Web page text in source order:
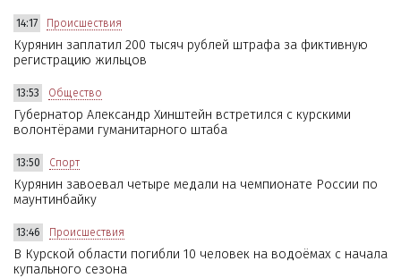
14:17 Происшествия
Курянин заплатил 200 тысяч рублей штрафа за фиктивную
регистрацию жильцов
13:53 Общество
Губернатор Александр Хинштейн встретился с курскими
волонтёрами гуманитарного штаба
13:50 Спорт
Курянин завоевал четыре медали на чемпионате России по
маунтинбайку
13:46 Происшествия
В Курской области погибли 10 человек на водоёмах с начала
купального сезона